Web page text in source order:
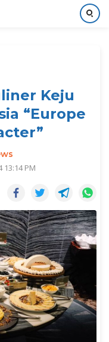
Keju
“Europe
13:14 PM